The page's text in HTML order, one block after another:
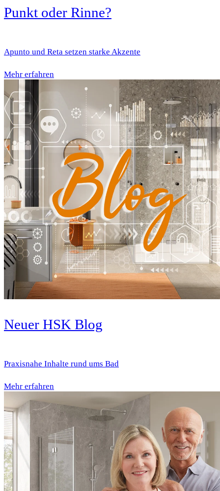
Punkt oder Rinne?
Apunto und Reta setzen starke Akzente
Mehr erfahren
Neuer HSK Blog
Praxisnahe Inhalte rund ums Bad
Mehr erfahren